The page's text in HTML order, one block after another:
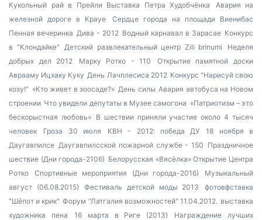
Кукольный рай в Прейли Выставка Петра Худобчёнка
Авария на
железной дороге в Крауе
Сердце города на площади Виенибас
Пенная вечеринка Дива - 2012 Водный карнавал в Зарасае Конкурс
в "Клондайке"
Детский развлекательный центр Zili brinumi
Неделя
добрых дел 2012
Марку Ротко - 110
Открытие памятной доски
Аврааму Ицхаку Куку День Лачплесиса 2012 Конкурс "Нарисуй свою
козу!" «Кто живет в зоосаде?» День силы Авария автобуса на Новом
строении Что увидели депутаты в Музее самогона «Патриотизм – это
бескорыстная любовь»
В шествии приняли участие около 4 тысяч
человек
Гроза 30 июля КВН - 2012: победа ДУ
18 ноября в
Даугавпилсе Даугавпилсской пожарной службе - 150 Праздничное
шествие (Дни города-2106) Белорусская «Вясёлка»Открытие Центра
Ротко
Спортивные мероприятия (Дни города-2016)
Музыкальный
август (06.08.2015)
Фестиваль детской моды 2013
фотовфставка
"Шёпот и крик" Форум "Латгалия возможностей" 11.04.2012. выставка
художника пена
16 марта в Риге (2013)
Награждение лучших